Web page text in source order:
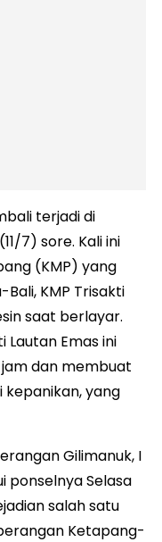
terjadi di
7) sore. Kali ini
(KMP) yang
KMP Trisakti
saat berlayar.
Lautan Emas ini
dan membuat
yang
Gilimanuk, I
ponselnya Selasa
salah satu
Ketapang-